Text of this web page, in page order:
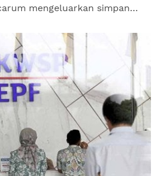
mengeluarkan simpanan